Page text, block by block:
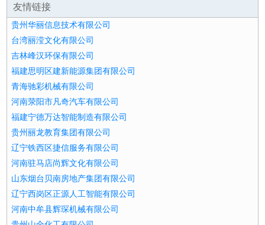
友情链接
贵州华丽信息技术有限公司
台湾丽滢文化有限公司
吉林峰汉环保有限公司
福建思明区建新能源集团有限公司
青海驰彩机械有限公司
河南荥阳市凡奇汽车有限公司
福建宁德万达智能制造有限公司
贵州丽龙教育集团有限公司
辽宁铁西区捷信服务有限公司
河南驻马店尚辉文化有限公司
山东烟台贝南房地产集团有限公司
辽宁西岗区正源人工智能有限公司
河南中牟县辉琛机械有限公司